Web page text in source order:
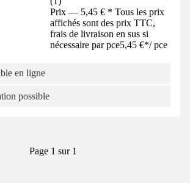
Prix — 5,45 € * Tous les prix
affichés sont des prix TTC,
frais de livraison en sus si
nécessaire par pce5,45 €*/ pce
en ligne
possible
Page 1 sur 1